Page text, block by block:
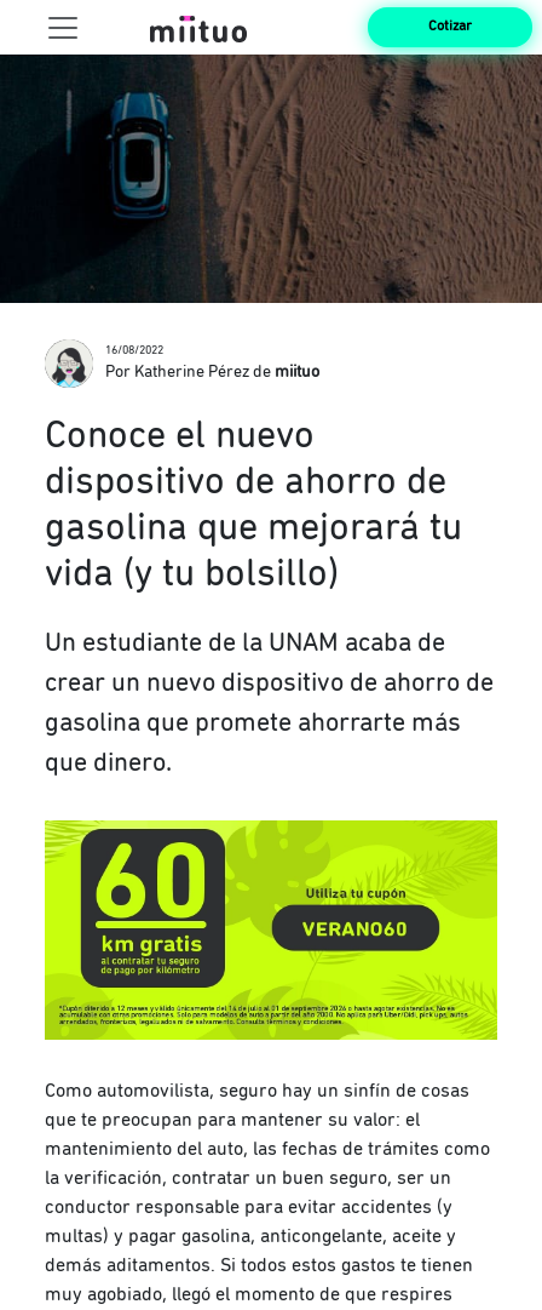
Cotizar
16/08/2022
Por Katherine Pérez de miituo
Conoce el nuevo
dispositivo de ahorro de
gasolina que mejorará tu
vida (y tu bolsillo)
Un estudiante de la UNAM acaba de
crear un nuevo dispositivo de ahorro de
gasolina que promete ahorrarte más
que dinero.
Como automovilista, seguro hay un sinfín de cosas
que te preocupan para mantener su valor: el
mantenimiento del auto, las fechas de trámites como
la verificación, contratar un buen seguro, ser un
conductor responsable para evitar accidentes (y
multas) y pagar gasolina, anticongelante, aceite y
demás aditamentos. Si todos estos gastos te tienen
muy agobiado, llegó el momento de que respires